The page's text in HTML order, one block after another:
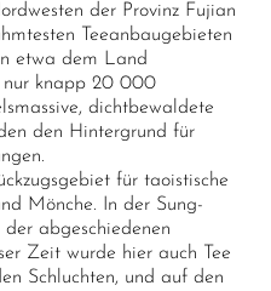
der Provinz Fujian
Teeanbaugebieten
etwa dem Land
nur knapp 20 000
dichtbewaldete
den Hintergrund für
für taoistische
Mönche. In der Sung-
abgeschiedenen
Zeit wurde hier auch Tee
Schluchten, und auf den